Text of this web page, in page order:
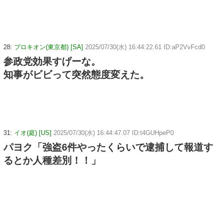
28: プロキオン(東京都) [SA] 2025/07/30(水) 16:44:22.61 ID:aP2VvFcd0
参政党効果すげーな。
知事がビビって突然態度変えた。
31: イオ(庭) [US] 2025/07/30(水) 16:44:47.07 ID:t4GUHpeP0
パヨク「強盗6件やったくらいで逮捕して報道す
るとか人種差別！！」